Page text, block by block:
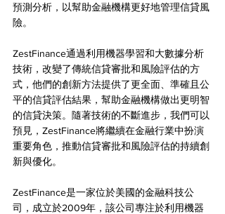
預測分析，以幫助金融機構更好地管理信貸風
險。
ZestFinance通過利用機器學習和大數據分析
技術，改變了傳統信貸審批和風險評估的方
式，他們的創新方法提供了更全面、準確且公
平的信貸評估結果，幫助金融機構做出更明智
的信貸決策。隨著技術的不斷進步，我們可以
預見，ZestFinance將繼續在金融行業中扮演
重要角色，推動信貸審批和風險評估的持續創
新與優化。
ZestFinance是一家位於美國的金融科技公
司，成立於2009年，該公司專注於利用機器